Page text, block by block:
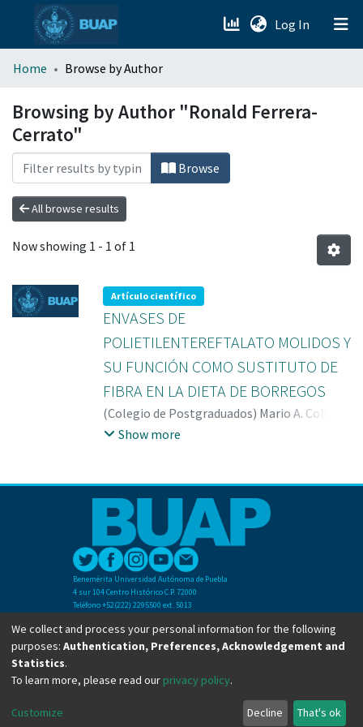
Log In (current)
menu.section.about_menu
All of DSpace
Home Browse by Author
Browsing by Author "Ronald Ferrera-
Cerrato"
Browse
All browse results
Now showing 1 - 1 of 1
Artículo científico
ENVASES DE
POLIETILENTEREFTALATO MOLIDOS Y
SU FUNCIÓN COMO SUSTITUTO DE
FIBRA EN LA DIETA DE BORREGOS
(Colegio de Postgraduados) Mario A. Cobos-
Peralta; Miguel A. Mata-Espinosa
Show more
Benemérita Universidad Autónoma de Puebla
4 sur 104 Centro Histórico C.P. 72000
Teléfono +52(222) 2295500 ext. 5013
Boulevard Valsequillo y Av. de las Torres
Ciudad Universitaria. Col. San Manuel
We collect and process your personal information for the following
purposes: Authentication, Preferences, Acknowledgement and
Statistics.
To learn more, please read our privacy policy.
Customize Decline That's ok